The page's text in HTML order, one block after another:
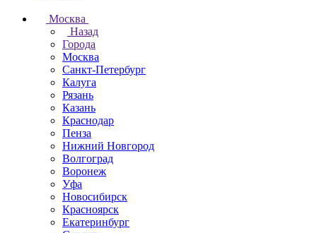
Москва
Назад
Города
Москва
Санкт-Петербург
Калуга
Рязань
Казань
Краснодар
Пенза
Нижний Новгород
Волгоград
Воронеж
Уфа
Новосибирск
Красноярск
Екатеринбург